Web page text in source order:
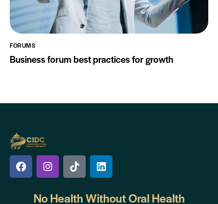
FORUMS
Business forum best practices for growth
No Health WithoutOral Health